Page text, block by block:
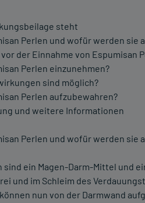
steht
Perlen und wofür werden sie
der Einnahme von Espumisan
Perlen einzunehmen?
sind möglich?
Perlen aufzubewahren?
und weitere Informationen
Perlen und wofür werden sie
sind ein Magen-Darm-Mittel und
und im Schleim des
nun von der Darmwand